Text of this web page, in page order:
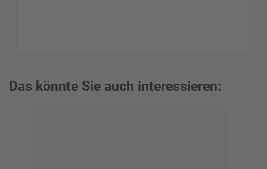
Das könnte Sie auch interessieren: